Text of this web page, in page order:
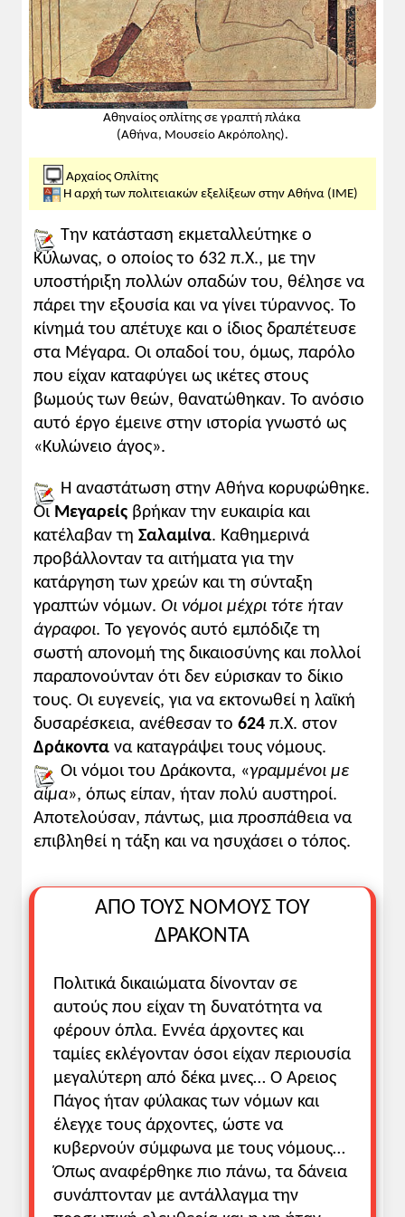
τις εξελίξεις με κατάληξη την εδραίωση της
δημοκρατίας, του πολιτεύματος που
καταξιώνει τον άνθρωπο.
Η παράδοση για τη θυσία του Κόδρου
κατά τη δωρική εισβολή μαρτυρεί ότι η
κληρονομική βασιλεία δεν είχε μέχρι τότε
καταργηθεί. Μετά απ' αυτό το γεγονός η
εξουσία περιέρχεται «αριστίνδην» στους
αριστοκράτες. Από τους θεσμούς κρίνεται
σκόπιμο να τονιστούν ιδιαίτερα ο
επώνυμος άρχοντας σε σχέση με τη
χρονολόγηση των γεγονότων,
αναγκαιότητα κοινωνική και ιστορική, ο
Άρειος Πάγος σε συνδυασμό με τη
σύγχρονη πραγματικότητα (Τοπική
διοίκηση που εξέλεξε η συνέλευση των
Σαλώνων τον Νοέμβριο του 1821 και το
ομώνυμο ανώτατο δικαστήριο της χώρας,
βλ. δραστηριότητα 3) και η Εκκλησία του
Δήμου, για τη σημασία που θα αποκτήσει ο
θεσμός στα μεταγενέστερα χρόνια.
παρέχει την ευκαιρία για σχολιασμό του
τρόπου ανόδου στην εξουσία φιλόδοξων
και επικίνδυνων προσώπων. Η ανάγκη
ανάθεσης στον Δράκοντα της ευθύνης για
καταγραφή των νόμων μπορεί να
αξιολογηθεί ως αποτέλεσμα πίεσης και
λαϊκής διεκδίκησης. Γενικά, πάντως, οι
αυστηρές νομοθεσίες έχουν συνδυαστεί
ιστορικά με περιόδους κατά τις οποίες
επικρατούσε αναρχία και ανασφάλεια (βλ.
άσκηση 2).
Εμπέδωση:
Οι μαθητές καλούνται να καταγράψουν
και να σχολιάσουν τα κοινωνικά
προβλήματα που προκαλούσαν κοινωνική
ένταση.
Η εξέλιξη που συντελείται στον ελληνικό
προσεγγίζεται ερμηνευτικά ως ανάγκη
βελτίωσης των συνθηκών της ζωής, ως
αντίδραση σε πολιτικές πιέσεις και ως
πνευματική ανησυχία.
Οι λαϊκές διεκδικήσεις αποτελούν
κινητήριες δυνάμεις που επιφέρουν
πολιτειακές μεταβολές. Στην Αθήνα
συγκεκριμένα «ἡ γῆ ὁλίγων ἦν». Η
πραγματικότητα αυτή εξέθρεψε τα λαϊκά
αιτήματα: «γης αναδασμός» και
κατάργηση «τοῦ ἐπὶ σώμασι δανείζειν» και
κινητοποίησε λαϊκές μάζες. Στη Σπάρτη η
Αθηναίος οπλίτης σε γραπτή πλάκα
(Αθήνα, Μουσείο Ακρόπολης).
Αρχαίος Οπλίτης
Η αρχή των πολιτειακών εξελίξεων στην Αθήνα (ΙΜΕ)
Την κατάσταση εκμεταλλεύτηκε ο
Κύλωνας, ο οποίος το 632 π.Χ., με την
υποστήριξη πολλών οπαδών του, θέλησε να
πάρει την εξουσία και να γίνει τύραννος. Το
κίνημά του απέτυχε και ο ίδιος δραπέτευσε
στα Μέγαρα. Οι οπαδοί του, όμως, παρόλο
που είχαν καταφύγει ως ικέτες στους
βωμούς των θεών, θανατώθηκαν. Το ανόσιο
αυτό έργο έμεινε στην ιστορία γνωστό ως
«Κυλώνειο άγος».
Η αναστάτωση στην Αθήνα κορυφώθηκε.
Οι Μεγαρείς βρήκαν την ευκαιρία και
κατέλαβαν τη Σαλαμίνα. Καθημερινά
προβάλλονταν τα αιτήματα για την
κατάργηση των χρεών και τη σύνταξη
γραπτών νόμων. Οι νόμοι μέχρι τότε ήταν
άγραφοι. Το γεγονός αυτό εμπόδιζε τη
σωστή απονομή της δικαιοσύνης και πολλοί
παραπονούνταν ότι δεν εύρισκαν το δίκιο
τους. Οι ευγενείς, για να εκτονωθεί η λαϊκή
δυσαρέσκεια, ανέθεσαν το 624 π.Χ. στον
Δράκοντα να καταγράψει τους νόμους.
Οι νόμοι του Δράκοντα, «γραμμένοι με
αίμα», όπως είπαν, ήταν πολύ αυστηροί.
Αποτελούσαν, πάντως, μια προσπάθεια να
επιβληθεί η τάξη και να ησυχάσει ο τόπος.
ΑΠΟ ΤΟΥΣ ΝΟΜΟΥΣ ΤΟΥ
ΔΡΑΚΟΝΤΑ
Πολιτικά δικαιώματα δίνονταν σε
αυτούς που είχαν τη δυνατότητα να
φέρουν όπλα. Εννέα άρχοντες και
ταμίες εκλέγονταν όσοι είχαν περιουσία
μεγαλύτερη από δέκα μνες… Ο Άρειος
Πάγος ήταν φύλακας των νόμων και
έλεγχε τους άρχοντες, ώστε να
κυβερνούν σύμφωνα με τους νόμους…
Όπως αναφέρθηκε πιο πάνω, τα δάνεια
συνάπτονταν με αντάλλαγμα την